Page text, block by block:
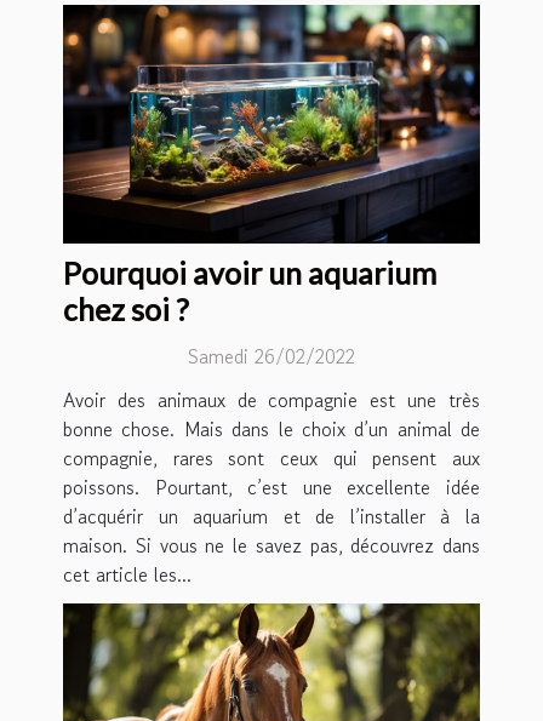
Pourquoi avoir un aquarium
chez soi ?
Samedi 26/02/2022
Avoir des animaux de compagnie est une très
bonne chose. Mais dans le choix d’un animal de
compagnie, rares sont ceux qui pensent aux
poissons. Pourtant, c’est une excellente idée
d’acquérir un aquarium et de l’installer à la
maison. Si vous ne le savez pas, découvrez dans
cet article les...